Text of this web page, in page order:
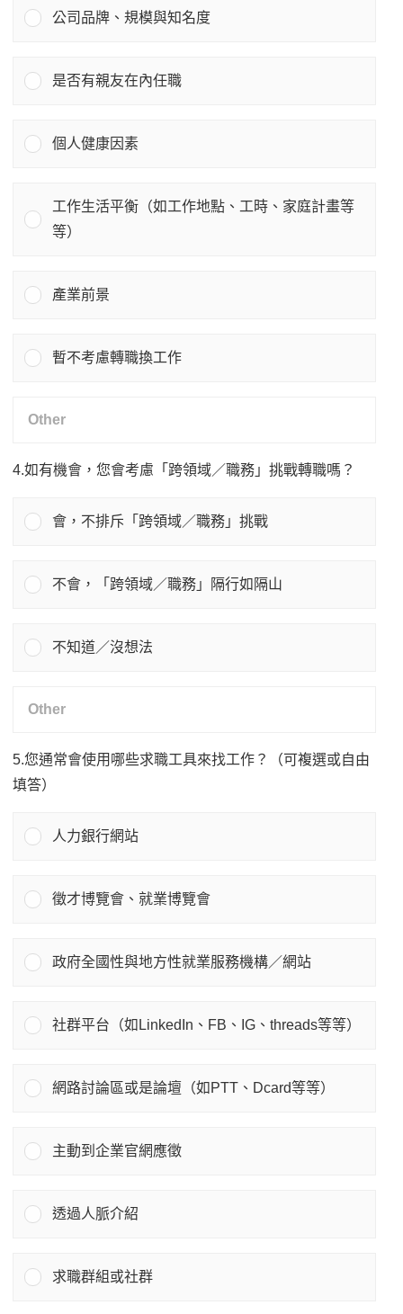
公司品牌、規模與知名度
是否有親友在內任職
個人健康因素
工作生活平衡（如工作地點、工時、家庭計畫等
等）
產業前景
暫不考慮轉職換工作
4.如有機會，您會考慮「跨領域／職務」挑戰轉職嗎？
會，不排斥「跨領域／職務」挑戰
不會，「跨領域／職務」隔行如隔山
不知道／沒想法
5.您通常會使用哪些求職工具來找工作？（可複選或自由
填答）
人力銀行網站
徵才博覽會、就業博覽會
政府全國性與地方性就業服務機構／網站
社群平台（如LinkedIn、FB、IG、threads等等）
網路討論區或是論壇（如PTT、Dcard等等）
主動到企業官網應徵
透過人脈介紹
求職群組或社群